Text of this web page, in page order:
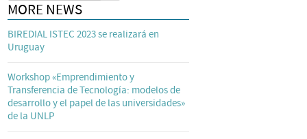
MORE NEWS
BIREDIAL ISTEC 2023 se realizará en
Uruguay
Workshop «Emprendimiento y
Transferencia de Tecnología: modelos de
desarrollo y el papel de las universidades»
de la UNLP